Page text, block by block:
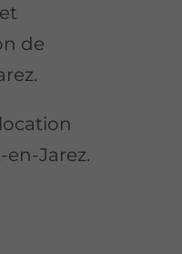
de
Jarez.